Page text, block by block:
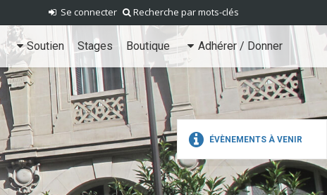
ÉVÈNEMENTS À VENIR
Recherche par mots-clés
Se connecter
Soutien Stages Boutique Adhérer / Donner